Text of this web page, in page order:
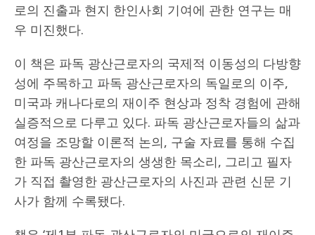
로의 진출과 현지 한인사회 기여에 관한 연구는 매
우 미진했다.
이 책은 파독 광산근로자의 국제적 이동성의 다방향
성에 주목하고 파독 광산근로자의 독일로의 이주,
미국과 캐나다로의 재이주 현상과 정착 경험에 관해
실증적으로 다루고 있다. 파독 광산근로자들의 삶과
여정을 조망할 이론적 논의, 구술 자료를 통해 수집
한 파독 광산근로자의 생생한 목소리, 그리고 필자
가 직접 촬영한 광산근로자의 사진과 관련 신문 기
사가 함께 수록됐다.